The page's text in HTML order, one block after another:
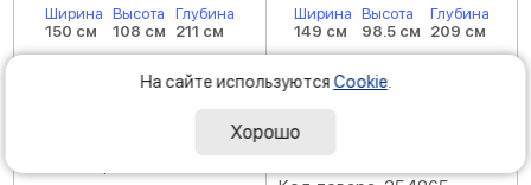
Ширина
150 см
Высота
108 см
Глубина
211 см
(комплект) 1400х2000,
Ширина
149 см
Высота
98.5 см
Глубина
209 см
(комплект) 1400х2000,
кровать двойная
На сайте используются Cookie
Хорошо